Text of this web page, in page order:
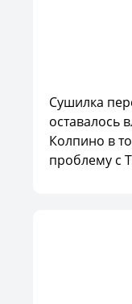
Сушилка
оставалось
Колпино в
проблему с